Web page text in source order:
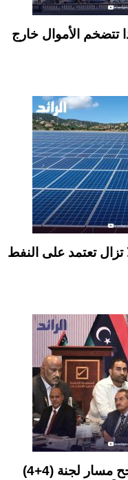
3 أشهر.. لماذا تتضخم الأموال خارج
تعتمد على النفط
اتفاق يتكرر والتنفيذ يتعثر.. هل ينجح مسار لجنة (4+4)